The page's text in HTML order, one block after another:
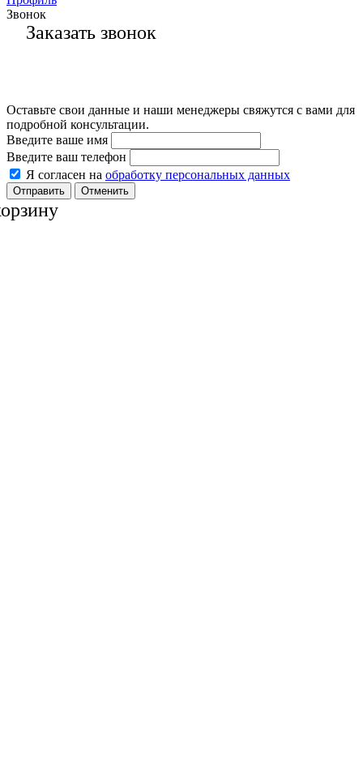
Звонок
Заказать звонок
Оставьте свои данные и наши менеджеры свяжутся с вами для
подробной консультации.
Введите ваше имя
Введите ваш телефон
Я согласен на обработку персональных данных
Отменить